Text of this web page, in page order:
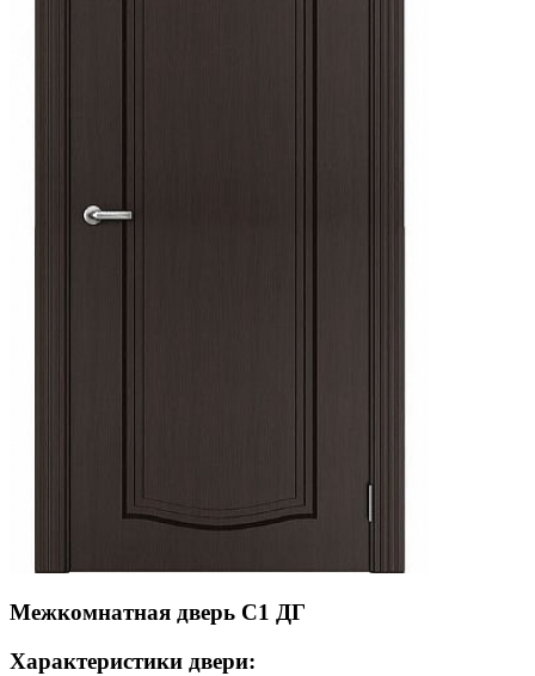
Межкомнатная дверь С1 ДГ
Характеристики двери: